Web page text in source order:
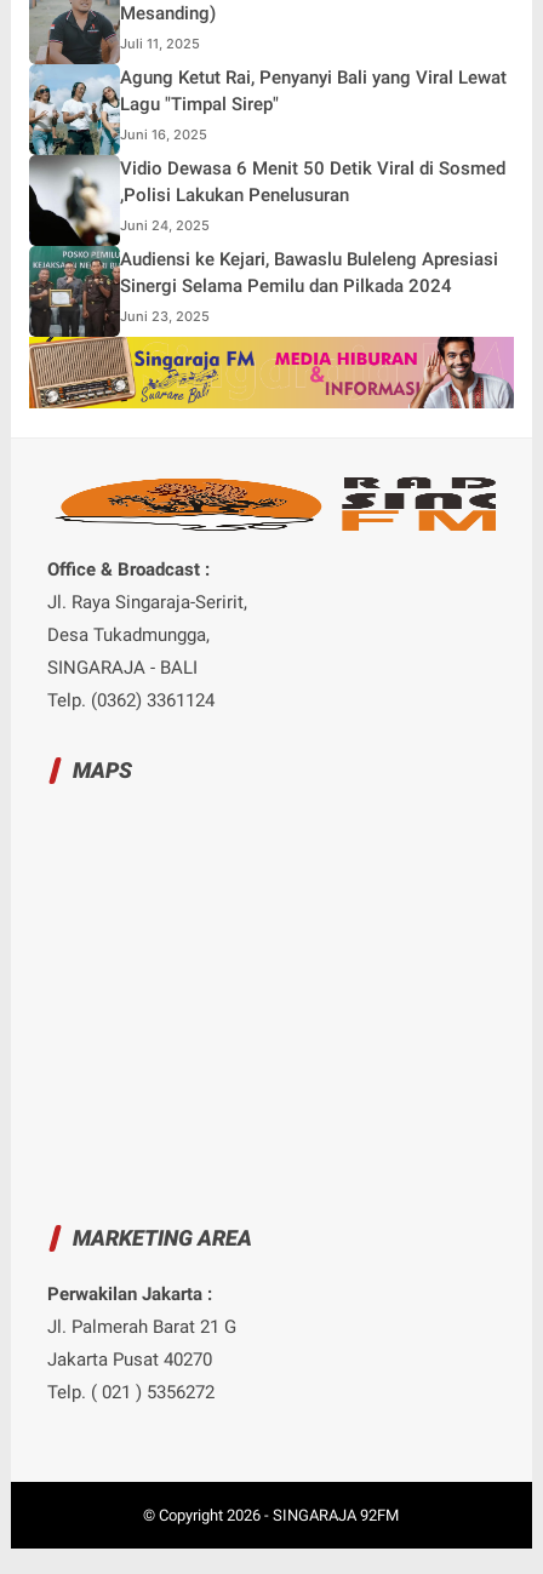
Mesanding)
Juli 11, 2025
Agung Ketut Rai, Penyanyi Bali yang Viral Lewat
Lagu "Timpal Sirep"
Juni 16, 2025
Vidio Dewasa 6 Menit 50 Detik Viral di Sosmed
,Polisi Lakukan Penelusuran
Juni 24, 2025
Audiensi ke Kejari, Bawaslu Buleleng Apresiasi
Sinergi Selama Pemilu dan Pilkada 2024
Juni 23, 2025
Office & Broadcast :
Jl. Raya Singaraja-Seririt,
Desa Tukadmungga,
SINGARAJA - BALI
Telp. (0362) 3361124
MAPS
MARKETING AREA
Perwakilan Jakarta :
Jl. Palmerah Barat 21 G
Jakarta Pusat 40270
Telp. ( 021 ) 5356272
© Copyright2026 -SINGARAJA 92FM